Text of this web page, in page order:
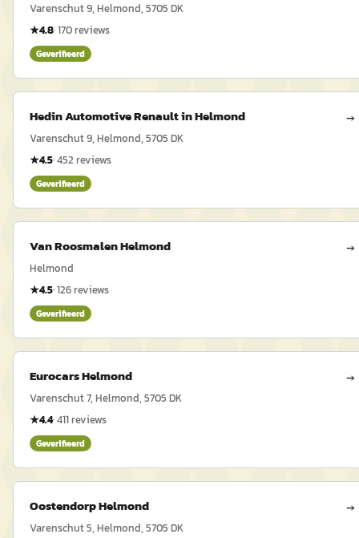
Varenschut 9, Helmond, 5705 DK
★4.8·170reviews
Geverifieerd
Hedin Automotive Renault in Helmond →
Varenschut 9, Helmond, 5705 DK
★4.5·452 reviews
Geverifieerd
Van Roosmalen Helmond →
Helmond
★4.5·126reviews
Geverifieerd
Eurocars Helmond →
Varenschut 7, Helmond, 5705 DK
★4.4·411reviews
Geverifieerd
Oostendorp Helmond →
Varenschut 5, Helmond, 5705 DK